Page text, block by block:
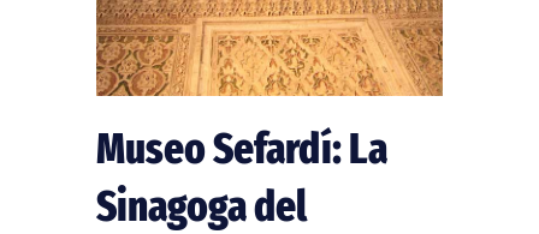
Museo Sefardí: La
Sinagoga del